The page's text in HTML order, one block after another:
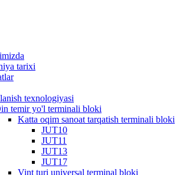
tarixi
texnologiyasi
temir yo'l terminali bloki
Katta oqim sanoat tarqatish terminali bloki
JUT10
JUT11
JUT13
JUT17
Vint turi universal terminal bloki